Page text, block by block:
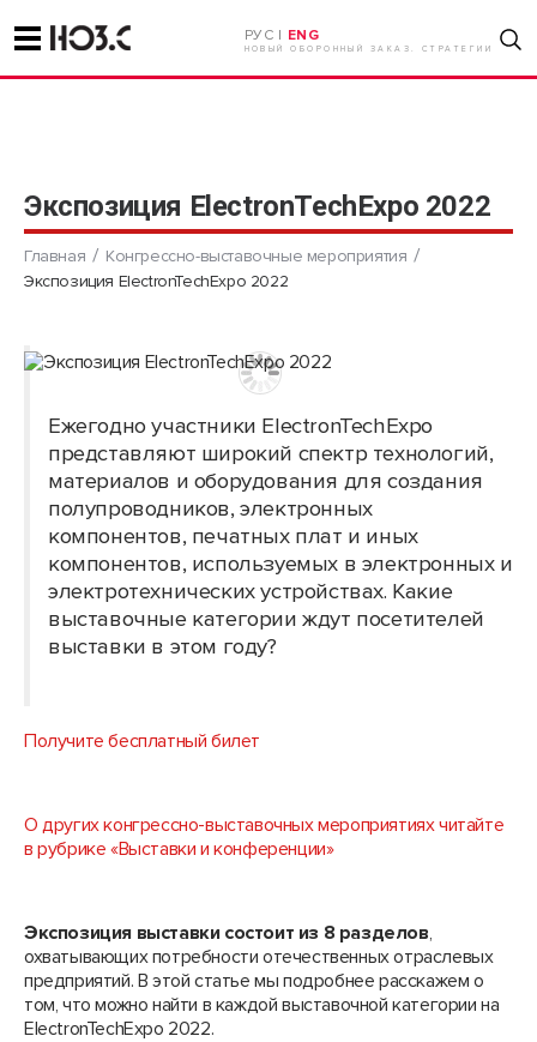
РУС | ENG
НОВЫЙ ОБОРОННЫЙ ЗАКАЗ. СТРАТЕГИИ
Экспозиция ElectronTechExpo 2022
Главная
Конгрессно-выставочные мероприятия
Экспозиция ElectronTechExpo 2022
Ежегодно участники ElectronTechExpo
представляют широкий спектр технологий,
материалов и оборудования для создания
полупроводников, электронных
компонентов, печатных плат и иных
компонентов, используемых в электронных и
электротехнических устройствах. Какие
выставочные категории ждут посетителей
выставки в этом году?
Получите бесплатный билет
О других конгрессно-выставочных мероприятиях читайте
в рубрике «Выставки и конференции»
Экспозиция выставки состоит из 8 разделов,
охватывающих потребности отечественных отраслевых
предприятий. В этой статье мы подробнее расскажем о
том, что можно найти в каждой выставочной категории на
ElectronTechExpo 2022.